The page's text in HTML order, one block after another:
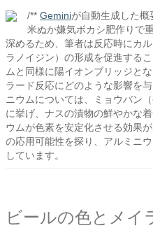
/** Geminiが自動生成した概
米ぬか嫌気ボカシ肥作りで
深めるため、筆者は反応時にカ
ラノイジン）の形成を促進する
ムと同様に陽イオンブリッジと
ラード反応にどのような影響を
ニウムについては、ミョウバン
に挙げ、ナスの漬物の鮮やかな
ウムが色素を安定化させる効果
の応用可能性を探り、アルミニ
しています。
ビールの色とメイ